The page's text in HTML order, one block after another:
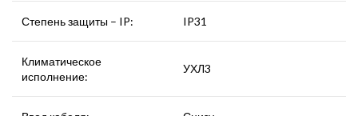
Степень защиты – IP: IP31
Климатическое
исполнение:
УХЛ3